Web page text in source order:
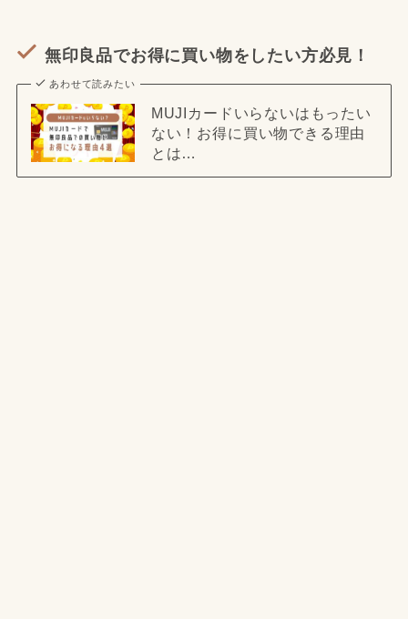
無印良品でお得に買い物をしたい方必見！
あわせて読みたい
MUJIカードいらないはもったい
ない！お得に買い物できる理由
とは…